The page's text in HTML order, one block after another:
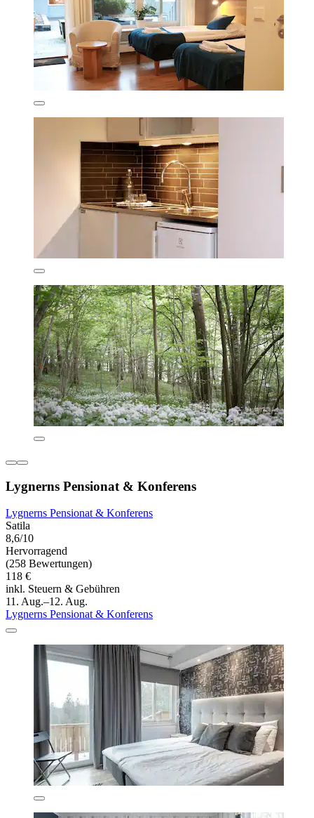
Lygnerns Pensionat & Konferens
Lygnerns Pensionat & Konferens
Satila
8,6/10
Hervorragend
(258 Bewertungen)
118 €
inkl. Steuern & Gebühren
11. Aug.–12. Aug.
Lygnerns Pensionat & Konferens